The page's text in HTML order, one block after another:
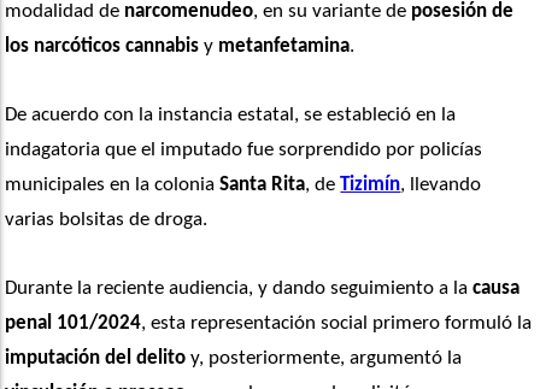
modalidad de narcomenudeo, en su variante de posesión de
los narcóticos cannabis y metanfetamina.
De acuerdo con la instancia estatal, se estableció en la
indagatoria que el imputado fue sorprendido por policías
municipales en la colonia Santa Rita, de Tizimín, llevando
varias bolsitas de droga.
Durante la reciente audiencia, y dando seguimiento a la causa
penal 101/2024
imputación del delito